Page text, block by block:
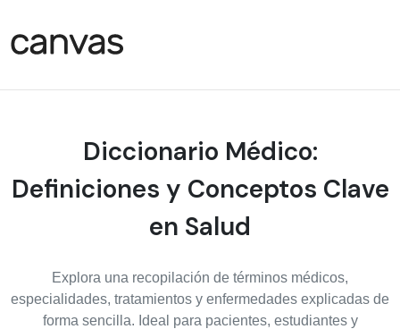
Diccionario Médico:
Definiciones y Conceptos Clave
en Salud
Explora una recopilación de términos médicos,
especialidades, tratamientos y enfermedades explicadas de
forma sencilla. Ideal para pacientes, estudiantes y